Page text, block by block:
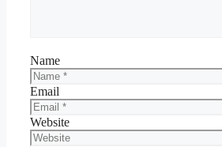
Name
Email
Website